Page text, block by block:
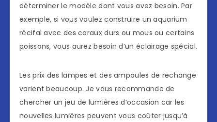
déterminer le modèle dont vous avez besoin. Par
exemple, si vous voulez construire un aquarium
récifal avec des coraux durs ou mous ou certains
poissons, vous aurez besoin d’un éclairage spécial.
Les prix des lampes et des ampoules de rechange
varient beaucoup. Je vous recommande de
chercher un jeu de lumières d’occasion car les
nouvelles lumières peuvent vous coûter jusqu’à